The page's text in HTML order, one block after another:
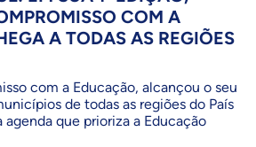
COM A
A TODAS AS REGIÕES
com a Educação, alcançou o seu
de todas as regiões do País
que prioriza a Educação